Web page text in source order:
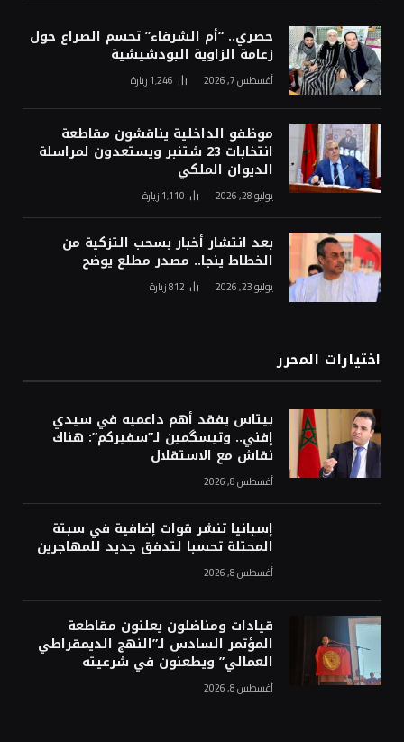
حصري.. “أم الشرفاء” تحسم الصراع حول
زعامة الزاوية البودشيشية
أغسطس 7, 2026 1٬246 زيارة
موظفو الداخلية يناقشون مقاطعة
انتخابات 23 شتنبر ويستعدون لمراسلة
الديوان الملكي
يوليو 28, 2026 1٬110 زيارة
بعد انتشار أخبار بسحب التزكية من
الخطاط ينجا.. مصدر مطلع يوضح
يوليو 23, 2026 812زيارة
اختيارات المحرر
بيتاس يفقد أهم داعميه في سيدي
إفني.. وتيسگمين لـ”سفيركم”: هناك
نقاش مع الاستقلال
أغسطس 8, 2026
إسبانيا تنشر قوات إضافية في سبتة
المحتلة تحسبا لتدفق جديد للمهاجرين
أغسطس 8, 2026
قيادات ومناضلون يعلنون مقاطعة
المؤتمر السادس لـ”النهج الديمقراطي
العمالي” ويطعنون في شرعيته
أغسطس 8, 2026